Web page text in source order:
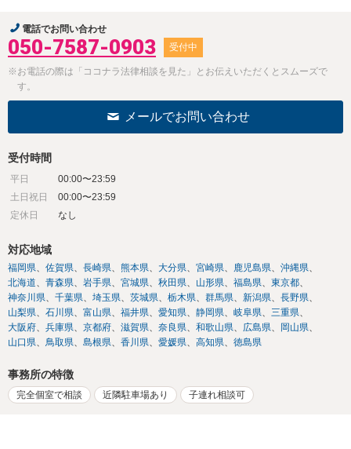
電話でお問い合わせ
050-7587-0903 受付中
※お電話の際は「ココナラ法律相談を見た」とお伝えいただくとスムーズで
す。
メールでお問い合わせ
受付時間
平日
00:00〜23:59
土日祝日
00:00〜23:59
定休日
なし
対応地域
福岡県 佐賀県 長崎県 熊本県 大分県 宮崎県 鹿児島県
沖縄県
北海道
青森県 岩手県 宮城県 秋田県 山形県 福島県
東京都
神奈川県
千葉県 埼玉県 茨城県 栃木県 群馬県 新潟県
長野県
山梨県
石川県 富山県 福井県 愛知県 静岡県 岐阜県
三重県
大阪府
兵庫県 京都府 滋賀県 奈良県 和歌山県 広島県
岡山県
山口県
鳥取県 島根県 香川県 愛媛県 高知県 徳島県
事務所の特徴
完全個室で相談 近隣駐車場あり 子連れ相談可